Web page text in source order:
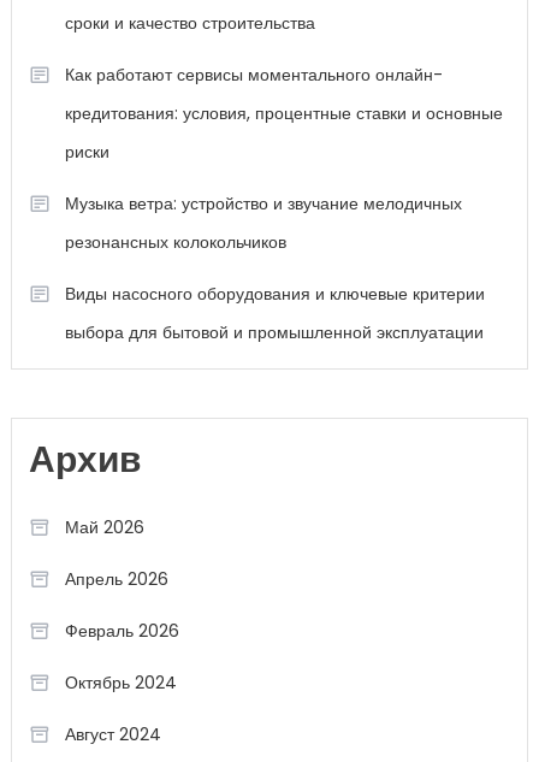
сроки и качество строительства
Как работают сервисы моментального онлайн-
кредитования: условия, процентные ставки и основные
риски
Музыка ветра: устройство и звучание мелодичных
резонансных колокольчиков
Виды насосного оборудования и ключевые критерии
выбора для бытовой и промышленной эксплуатации
Архив
Май 2026
Апрель 2026
Февраль 2026
Октябрь 2024
Август 2024